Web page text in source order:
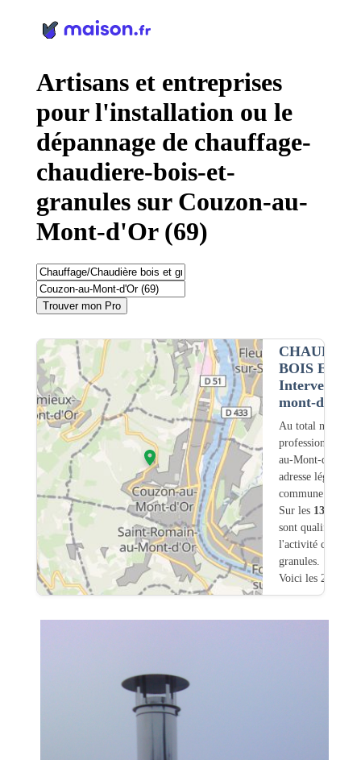
Artisans et entreprises
pour l'installation ou le
dépannage de chauffage-
chaudiere-bois-et-
granules sur Couzon-au-
Mont-d'Or (69)
Trouver mon Pro
BOIS ET
Intervention
mont-d'or
Au total nous
professionnels
au-Mont-d'Or
adresse légale ou
commune.
Sur les 1334
sont qualifiés
l'activité
granules.
Voici les 20